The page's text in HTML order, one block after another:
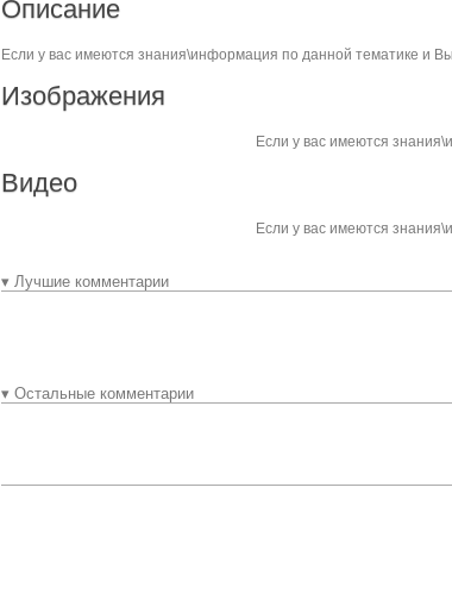
Описание
Если у вас имеются знания\информация по данной тематике и
Изображения
Если у вас имеются
Видео
Если у вас имеются
▾ Лучшие комментарии
▾ Остальные комментарии